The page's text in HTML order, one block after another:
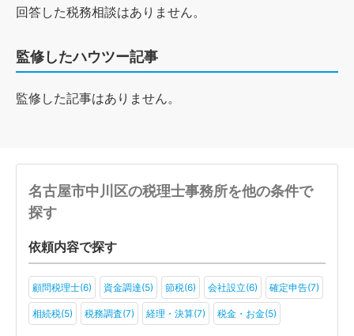
回答した税務相談はありません。
監修したハウツー記事
監修した記事はありません。
名古屋市中川区の税理士事務所を他の条件で
探す
依頼内容で探す
顧問税理士(6) 資金調達(5) 節税(6) 会社設立(6) 確定申告(7)
相続税(5) 税務調査(7) 経理・決算(7) 税金・お金(5)